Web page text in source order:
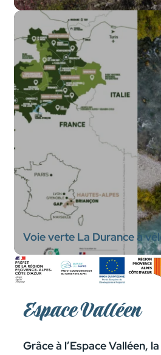
Voie verte La Durance à
Espace Valléen
Grâce à l’Espace Valléen,